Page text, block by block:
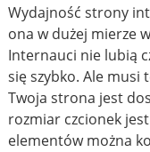
Wydajność strony
ona w dużej mierze
Internauci nie lubią
się szybko. Ale musi
Twoja strona jest
rozmiar czcionek
elementów można